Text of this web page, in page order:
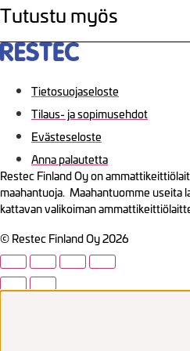
Tutustu myös
Tietosuojaseloste
Tilaus- ja sopimusehdot
Evästeseloste
Anna palautetta
Restec Finland Oy on
maahantuoja. Maahantuomme useita
kattavan valikoiman
© Restec Finland Oy 2026